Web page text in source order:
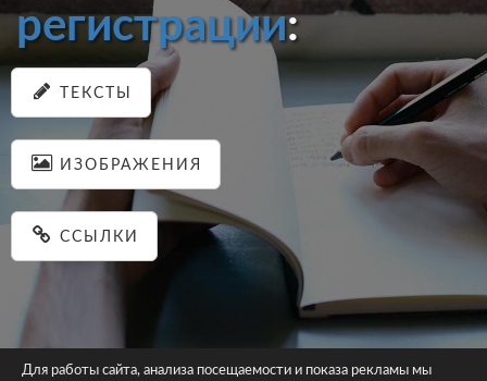
регистрации:
ТЕКСТЫ
ИЗОБРАЖЕНИЯ
ССЫЛКИ
Для работы сайта, анализа посещаемости и показа рекламы мы